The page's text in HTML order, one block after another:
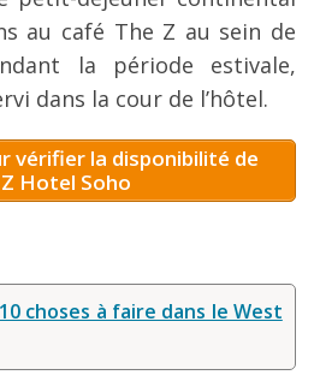
au café The Z au sein de
la période estivale,
dans la cour de l’hôtel.
vérifier la disponibilité de
Hotel Soho
choses à faire dans le West